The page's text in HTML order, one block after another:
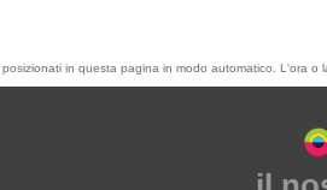
in questa pagina in modo automatico. L'ora